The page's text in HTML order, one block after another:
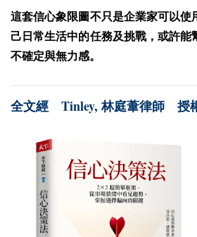
這套信心象限圖不只是企業家可以使
己日常生活中的任務及挑戰，或許能
不確定與無力感。
全文經 Tinley, 林庭葦律師 授